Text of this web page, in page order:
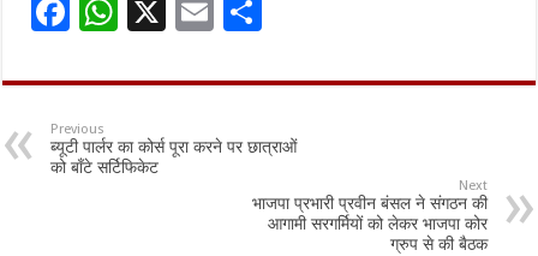
F
e
b
o
W
at
sA
p
X
E
ai
l
ar
Previous
ब्यूटी पार्लर का कोर्स पूरा करने पर छात्राओं
को बाँटे सर्टिफिकेट
Next
भाजपा प्रभारी प्रवीन बंसल ने संगठन की
आगामी सरगर्मियों को लेकर भाजपा कोर
ग्रुप से की बैठक